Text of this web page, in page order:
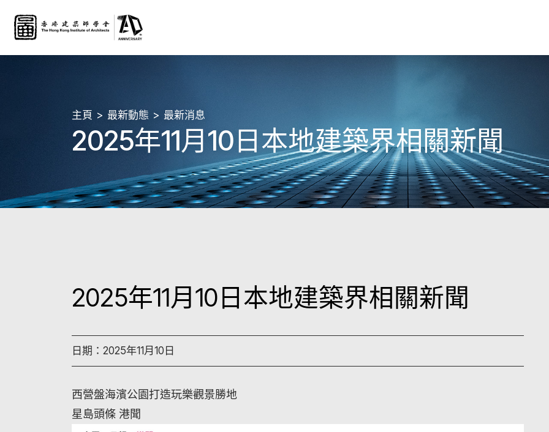
主頁 最新動態 最新消息
2025年11月10日本地建築界相關新聞
2025年11月10日本地建築界相關新聞
日期：2025年11月10日
西營盤海濱公園打造玩樂觀景勝地
星島頭條 港聞